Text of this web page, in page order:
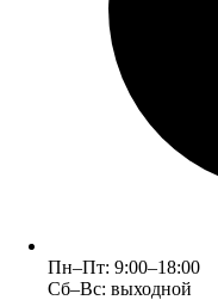
Пн–Пт: 9:00–18:00
Сб–Вс: выходной